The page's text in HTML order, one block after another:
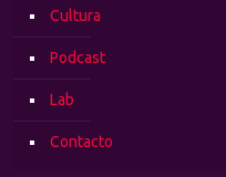
Cultura
Podcast
Lab
Contacto